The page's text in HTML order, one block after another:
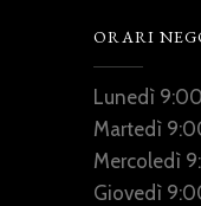
ORARI
Lunedì
Martedì
Mercoledì
Giovedì